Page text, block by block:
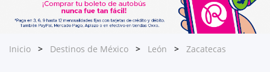
Inicio Destinos de México León Zacatecas